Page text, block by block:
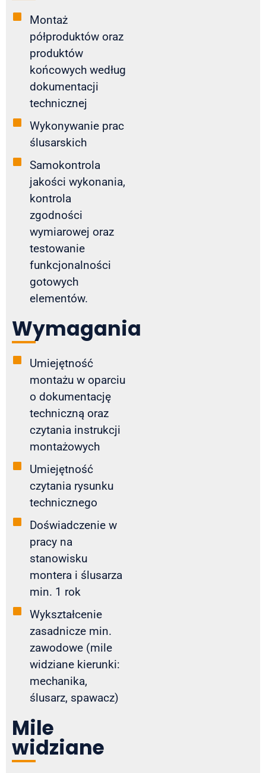
Montaż
półproduktów oraz
produktów
końcowych według
dokumentacji
technicznej
Wykonywanie prac
ślusarskich
Samokontrola
jakości wykonania,
kontrola
zgodności
wymiarowej oraz
testowanie
funkcjonalności
gotowych
elementów.
Wymagania
Umiejętność
montażu w oparciu
o dokumentację
techniczną oraz
czytania instrukcji
montażowych
Umiejętność
czytania rysunku
technicznego
Doświadczenie w
pracy na
stanowisku
montera i ślusarza
min. 1 rok
Wykształcenie
zasadnicze min.
zawodowe (mile
widziane kierunki:
mechanika,
ślusarz, spawacz)
Mile
widziane